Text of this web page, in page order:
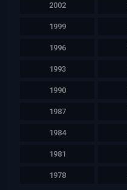
2002
1999
1996
1993
1990
1987
1984
1981
1978